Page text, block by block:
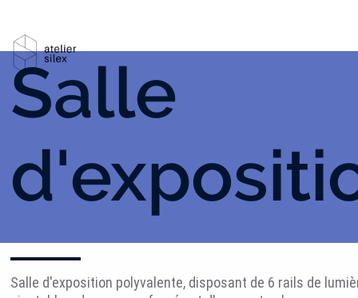
Salle
Salle d'exposition polyvalente, disposant de 6 rails de